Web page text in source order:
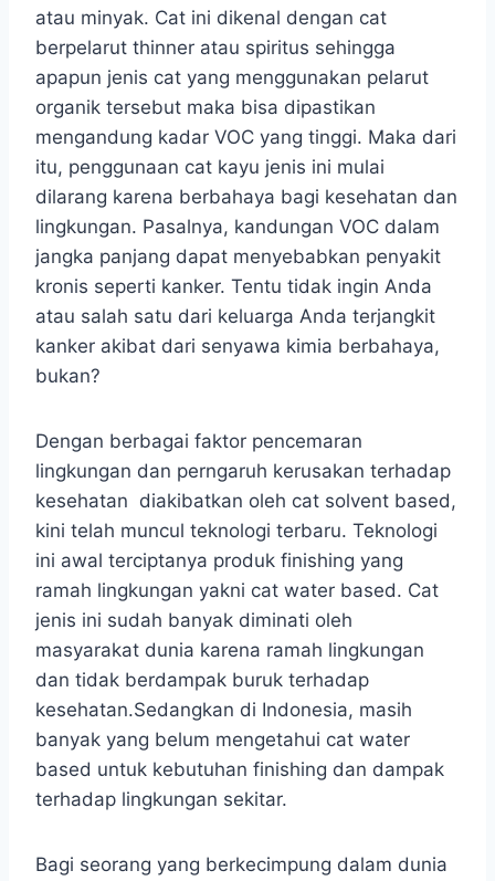
atau minyak. Cat ini dikenal dengan cat
berpelarut thinner atau spiritus sehingga
apapun jenis cat yang menggunakan pelarut
organik tersebut maka bisa dipastikan
mengandung kadar VOC yang tinggi. Maka dari
itu, penggunaan cat kayu jenis ini mulai
dilarang karena berbahaya bagi kesehatan dan
lingkungan. Pasalnya, kandungan VOC dalam
jangka panjang dapat menyebabkan penyakit
kronis seperti kanker. Tentu tidak ingin Anda
atau salah satu dari keluarga Anda terjangkit
kanker akibat dari senyawa kimia berbahaya,
bukan?
Dengan berbagai faktor pencemaran
lingkungan dan perngaruh kerusakan terhadap
kesehatan diakibatkan oleh cat solvent based,
kini telah muncul teknologi terbaru. Teknologi
ini awal terciptanya produk finishing yang
ramah lingkungan yakni cat water based. Cat
jenis ini sudah banyak diminati oleh
masyarakat dunia karena ramah lingkungan
dan tidak berdampak buruk terhadap
kesehatan.Sedangkan di Indonesia, masih
banyak yang belum mengetahui cat water
based untuk kebutuhan finishing dan dampak
terhadap lingkungan sekitar.
Bagi seorang yang berkecimpung dalam dunia